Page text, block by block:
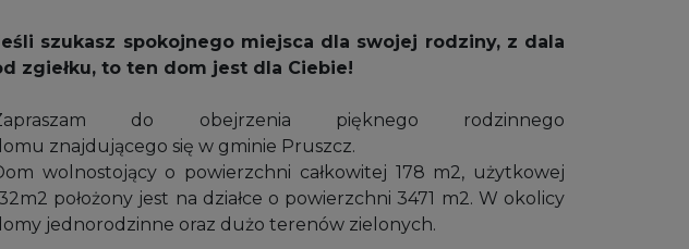
szukasz spokojnego miejsca dla swojej rodziny, z dala
zgiełku, to ten dom jest dla Ciebie!
do obejrzenia pięknego rodzinnego
znajdującego się w gminie Pruszcz.
wolnostojący o powierzchni całkowitej 178 m2, użytkowej
położony jest na działce o powierzchni 3471 m2. W okolicy
jednorodzinne oraz dużo terenów zielonych.